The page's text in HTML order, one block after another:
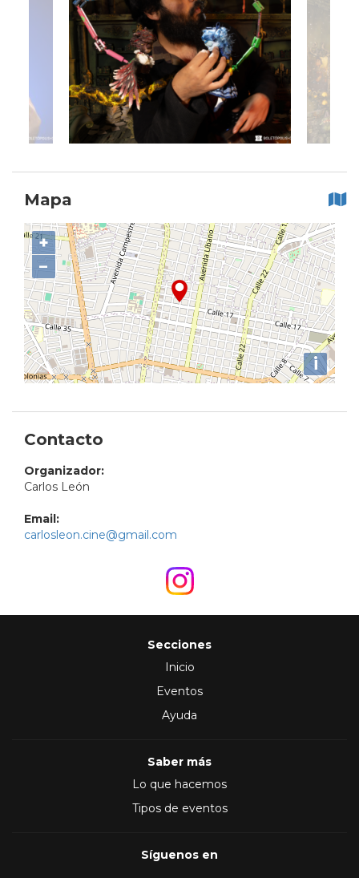
Mapa
+
−
i
Contacto
Organizador:
Carlos León
Email:
carlosleon.cine@gmail.com
Secciones
Inicio
Eventos
Ayuda
Saber más
Lo que hacemos
Tipos de eventos
Síguenos en